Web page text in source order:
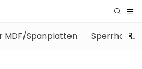
MDF/Spanplatten Sperrholz-